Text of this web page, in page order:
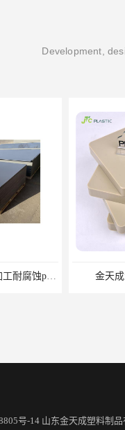
Development,
金天成生产阻燃加工pp板
号-14 山东金天成塑料制品